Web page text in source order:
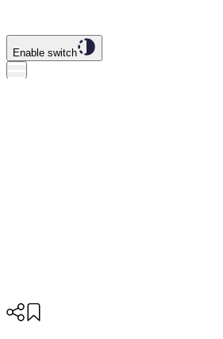
Enable switch